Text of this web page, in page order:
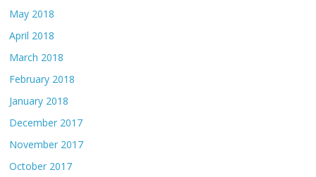
May 2018
April 2018
March 2018
February 2018
January 2018
December 2017
November 2017
October 2017